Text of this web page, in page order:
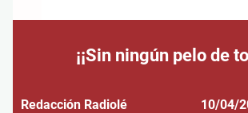
¡¡Sin ningún pelo de
Redacción Radiolé 10/04/